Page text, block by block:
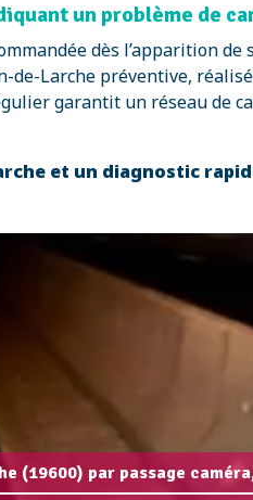
un problème de
dès l’apparition
Larche préventive,
garantit un réseau de
et un diagnostic
(19600) par passage